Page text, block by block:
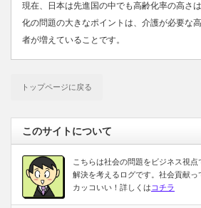
現在、日本は先進国の中でも高齢化率の高さ
化の問題の大きなポイントは、介護が必要な
者が増えていることです。
トップページに戻る
このサイトについて
こちらは社会の問題をビジネス視点
解決を考えるログです。社会貢献っ
カッコいい！詳しくは コチラ